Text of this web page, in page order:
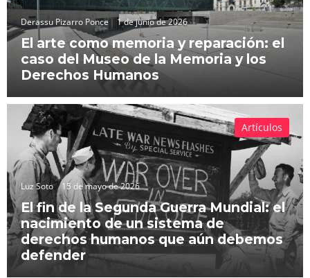
Derassu Pizarro Ponce 1 de junio de 2026
El arte como memoria y reparación: el
caso del Museo de la Memoria y los
Derechos Humanos
Luz Soto 15 de mayo de 2026
El fin de la Segunda Guerra Mundial: el
nacimiento de un sistema de
derechos humanos que aún debemos
defender
Artículos